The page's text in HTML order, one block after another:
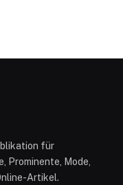
für
Prominente, Mode,
Artikel.